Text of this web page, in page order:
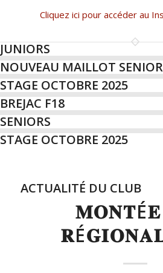
Cliquez ici pour accéder au
JUNIORS
NOUVEAU MAILLOT
STAGE OCTOBRE 2025
BREJAC F18
SENIORS
STAGE OCTOBRE 2025
ACTUALITÉ DU CLUB